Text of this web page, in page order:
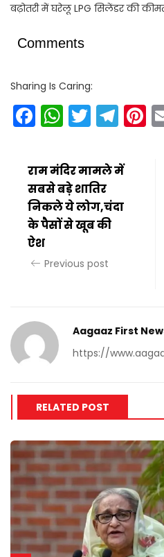
बढ़ोतरी में घरेलू LPG सिलेंडर की
Comments
Sharing Is Caring:
Facebook
Twitter
राम मंदिर मामले में
सबसे बड़े शातिर
निकले ये लोग,चंदा
के पैसों से खूब की
ऐश
Previous post
Aagaaz First
https://
RELATED POST